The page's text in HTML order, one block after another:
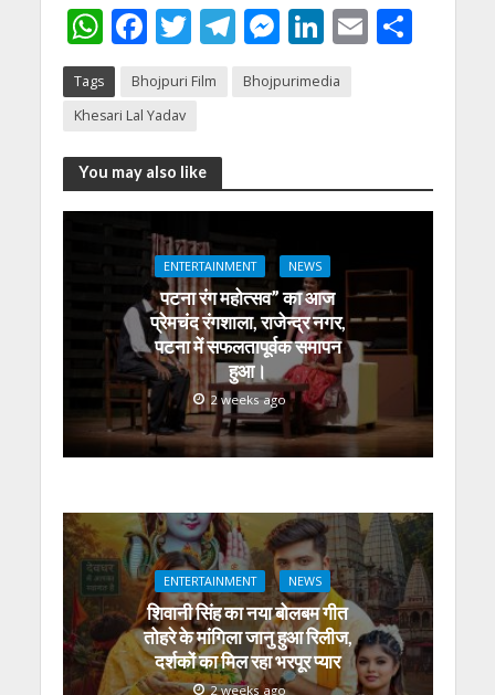
W
h
at
s
A
p
F
e
b
o
o
k
T
itt
T
e
m
M
ss
g
Li
k
n
E S
Tags Bhojpuri Film
Bhojpurimedia
Khesari Lal Yadav
You may also like
ENTERTAINMENT NEWS
पटना रंग महोत्सव” का आज
प्रेमचंद रंगशाला, राजेन्द्र नगर,
पटना में सफलतापूर्वक समापन
हुआ।
2 weeks ago
ENTERTAINMENT NEWS
शिवानी सिंह का नया बोलबम गीत
तोहरे के मांगिला जानु हुआ रिलीज,
दर्शकों का मिल रहा भरपूर प्यार
2 weeks ago